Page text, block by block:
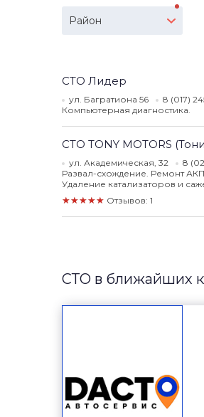
Район
СТО Лидер
ул. Багратиона 56 8 (017)
Компьютерная диагностика.
СТО TONY MOTORS
ул. Академическая, 32 8
Развал-схождение. Ремонт
Удаление катализаторов и
★★★★★ Отзывов: 1
СТО в ближайших